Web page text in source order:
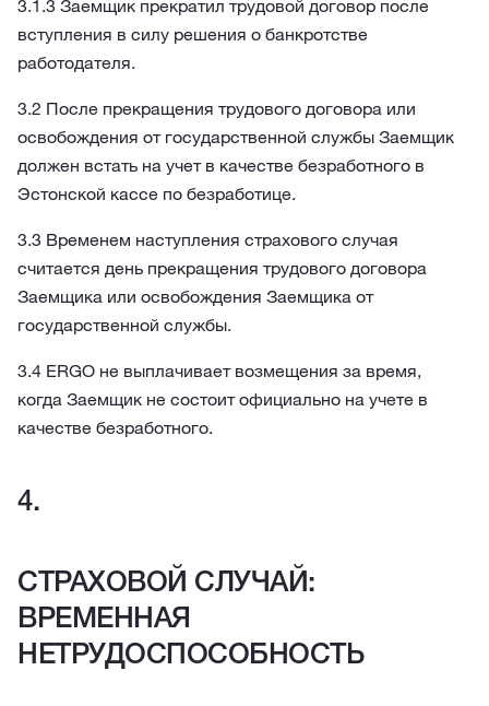
3.1.3 Заемщик прекратил трудовой договор после
вступления в силу решения о банкротстве
работодателя.
3.2 После прекращения трудового договора или
освобождения от государственной службы Заемщик
должен встать на учет в качестве безработного в
Эстонской кассе по безработице.
3.3 Временем наступления страхового случая
считается день прекращения трудового договора
Заемщика или освобождения Заемщика от
государственной службы.
3.4 ERGO не выплачивает возмещения за время,
когда Заемщик не состоит официально на учете в
качестве безработного.
СТРАХОВОЙ СЛУЧАЙ:
ВРЕМЕННАЯ
НЕТРУДОСПОСОБНОСТЬ